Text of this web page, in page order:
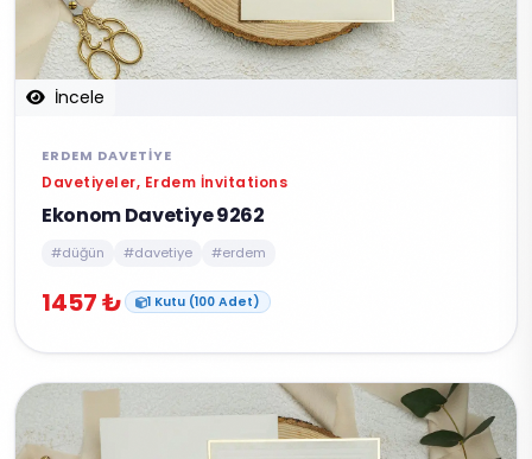
İncele
ERDEM DAVETIYE
Davetiyeler, Erdem İnvitations
Ekonom Davetiye 9262
#düğün #davetiye #erdem
1457 ₺ 1 Kutu (100 Adet)